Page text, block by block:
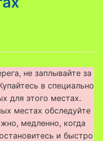
не заплывайте за
в специально
для этого местах.
местах обследуйте
медленно, когда
и быстро